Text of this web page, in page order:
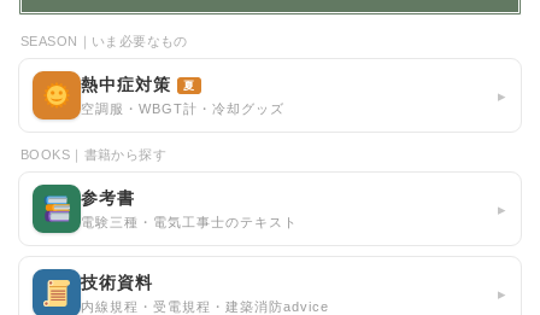
SEASON｜いま必要なもの
熱中症対策 夏
空調服・WBGT計・冷却グッズ
▸
BOOKS｜書籍から探す
参考書
電験三種・電気工事士のテキスト
▸
技術資料
内線規程・受電規程・建築消防advice
▸